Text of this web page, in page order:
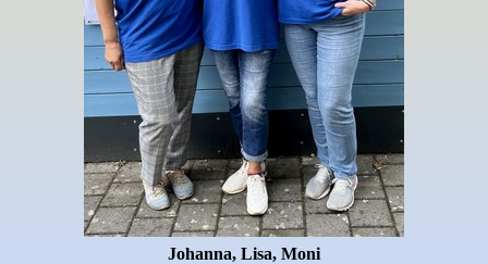
Johanna, Lisa, Moni